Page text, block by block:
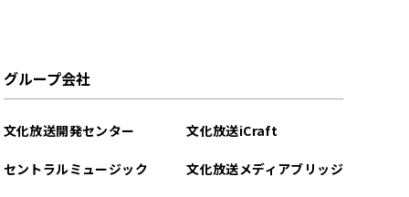
グループ会社
文化放送開発センター
セントラルミュージック
文化放送iCraft
文化放送メディアブリッジ